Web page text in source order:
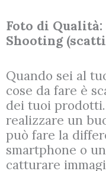
Foto di Qualità:
Shooting
Quando sei al
cose da fare è
dei tuoi
realizzare un
può fare la
smartphone o
catturare